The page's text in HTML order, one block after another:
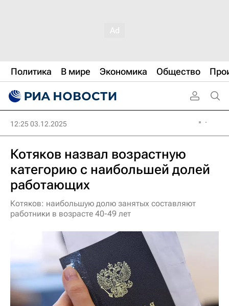
Политика В мире Экономика Общество
12:25 03.12.2025
Котяков назвал возрастную
категорию с наибольшей долей
работающих
Котяков: наибольшую долю занятых составляют
работники в возрасте 40-49 лет